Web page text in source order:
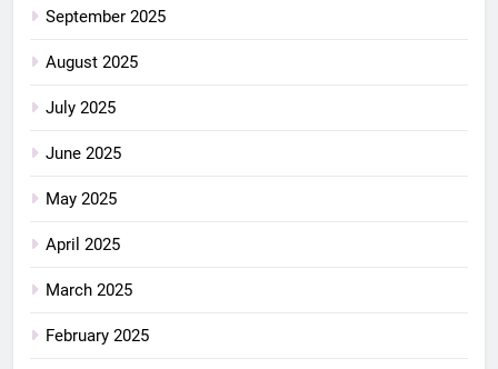
September 2025
August 2025
July 2025
June 2025
May 2025
April 2025
March 2025
February 2025